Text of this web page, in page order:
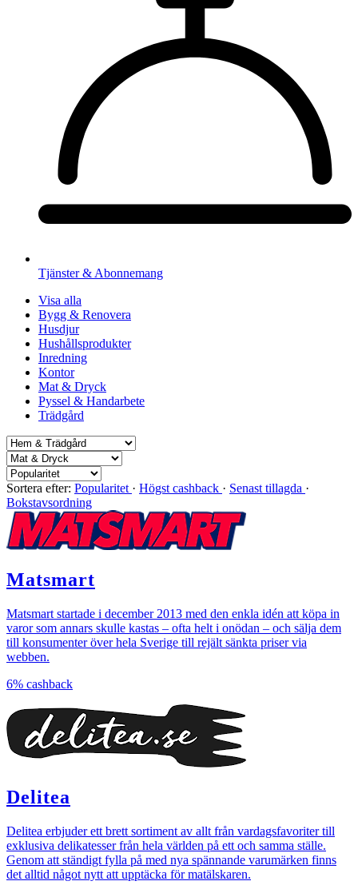
Tjänster & Abonnemang
Visa alla
Bygg & Renovera
Husdjur
Hushållsprodukter
Inredning
Kontor
Mat & Dryck
Pyssel & Handarbete
Trädgård
Sortera efter: Popularitet · Högst cashback · Senast tillagda ·
Bokstavsordning
Matsmart
Matsmart startade i december 2013 med den enkla idén att köpa in
varor som annars skulle kastas – ofta helt i onödan – och sälja dem
till konsumenter över hela Sverige till rejält sänkta priser via
webben.
6% cashback
Delitea
Delitea erbjuder ett brett sortiment av allt från vardagsfavoriter till
exklusiva delikatesser från hela världen på ett och samma ställe.
Genom att ständigt fylla på med nya spännande varumärken finns
det alltid något nytt att upptäcka för matälskaren.